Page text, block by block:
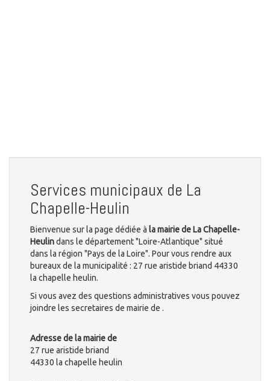
Services municipaux de La
Chapelle-Heulin
Bienvenue sur la page dédiée à la mairie de La Chapelle-
Heulindans le département "Loire-Atlantique" situé
dans la région "Pays de la Loire". Pour vous rendre aux
bureaux de la municipalité : 27 rue aristide briand 44330
la chapelle heulin.
Si vous avez des questions administratives vous pouvez
joindre les secretaires de mairie de .
Adresse de la mairie de
27 rue aristide briand
44330 la chapelle heulin